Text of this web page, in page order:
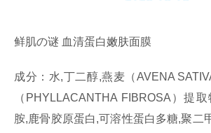
鲜肌の谜 血清蛋白嫩肤面膜
成分：水,丁二醇,燕麦（AVENA
（PHYLLACANTHA FIBROSA）提
胺,鹿骨胶原蛋白,可溶性蛋白多糖,聚二